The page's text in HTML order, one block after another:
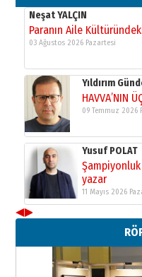
Neşat YALÇIN
Paranın Aile
03 Ağustos 2026 Pazartesi
Yıldırım
HAVVA’NIN
09 Temmuz 2026
Yusuf POLAT
yazar
11 Mayıs 2026
Neşat YALÇIN
Paranın Aile
03 Ağustos 2026 Pazartesi
◀▶